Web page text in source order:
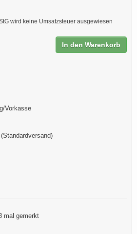
wird keine Umsatzsteuer ausgewiesen
In den Warenkorb
Vorkasse
mal gemerkt